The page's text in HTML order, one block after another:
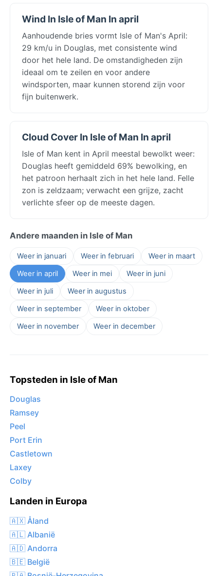
Wind In Isle of Man In april
Aanhoudende bries vormt Isle of Man's April:
29 km/u in Douglas, met consistente wind
door het hele land. De omstandigheden zijn
ideaal om te zeilen en voor andere
windsporten, maar kunnen storend zijn voor
fijn buitenwerk.
Cloud Cover In Isle of Man In april
Isle of Man kent in April meestal bewolkt weer:
Douglas heeft gemiddeld 69% bewolking, en
het patroon herhaalt zich in het hele land. Felle
zon is zeldzaam; verwacht een grijze, zacht
verlichte sfeer op de meeste dagen.
Andere maanden in Isle of Man
Weer in januari Weer in februari
Weer in maart
Weer in april
Weer in mei
Weer in juni
Weer in juli
Weer in augustus
Weer in september
Weer in oktober
Weer in november
Weer in december
Topsteden in Isle of Man
Douglas
Ramsey
Peel
Port Erin
Castletown
Laxey
Colby
Landen in Europa
🇦🇽 Åland
🇦🇱 Albanië
🇦🇩 Andorra
🇧🇪 België